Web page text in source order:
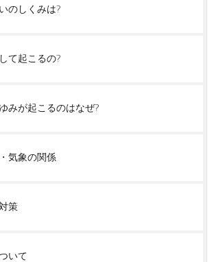
のしくみは?
て起こるの?
みが起こるのはなぜ?
気象の関係
策
いて